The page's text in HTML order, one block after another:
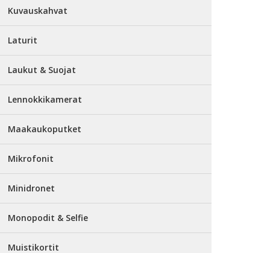
Kuvauskahvat
Laturit
Laukut & Suojat
Lennokkikamerat
Maakaukoputket
Mikrofonit
Minidronet
Monopodit & Selfie
Muistikortit